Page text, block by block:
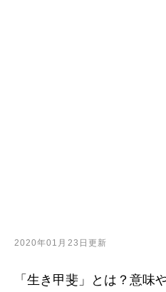
2020年01月23日更新
「生き甲斐」とは？意味